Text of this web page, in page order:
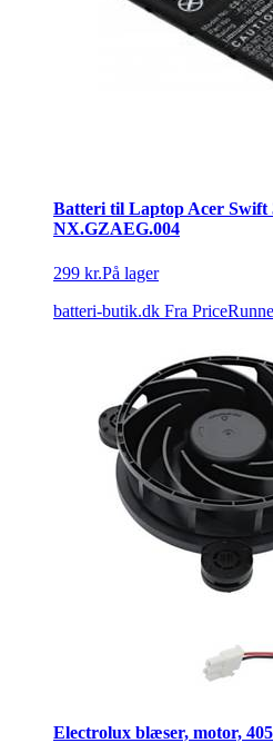
Batteri til Laptop Acer Swift
NX.GZAEG.004
299 kr.På lager
batteri-butik.dk Fra
Electrolux blæser, motor,